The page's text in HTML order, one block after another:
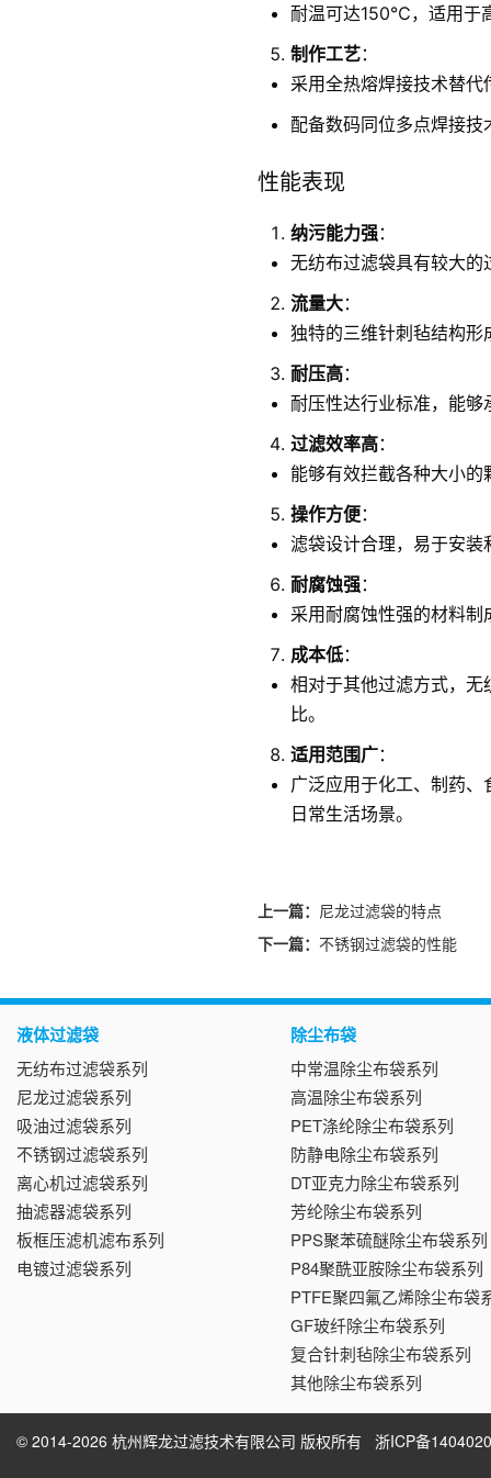
耐温可达150℃，适用于
制作工艺：
采用全热熔焊接技术替
配备数码同位多点焊接
性能表现
纳污能力强：
无纺布过滤袋具有较大
流量大：
独特的三维针刺毡结构
耐压高：
耐压性达行业标准，能
过滤效率高：
能够有效拦截各种大小
操作方便：
滤袋设计合理，易于安
耐腐蚀强：
采用耐腐蚀性强的材料
成本低：
相对于其他过滤方式，
比。
适用范围广：
广泛应用于化工、制药
日常生活场景。
上一篇： 尼龙过滤袋的特点
下一篇： 不锈钢过滤袋的性能
液体过滤袋
无纺布过滤袋系列
尼龙过滤袋系列
吸油过滤袋系列
不锈钢过滤袋系列
离心机过滤袋系列
抽滤器滤袋系列
板框压滤机滤布系列
电镀过滤袋系列
除尘布袋
中常温除尘布袋系列
高温除尘布袋系列
PET涤纶除尘布袋系列
防静电除尘布袋系列
DT亚克力除尘布袋系列
芳纶除尘布袋系列
PPS聚苯硫醚除尘布袋系列
P84聚酰亚胺除尘布袋系列
PTFE聚四氟乙烯除尘布袋
GF玻纤除尘布袋系列
复合针刺毡除尘布袋系列
其他除尘布袋系列
© 2014-2026 杭州辉龙过滤技术有限公司 版权所有 浙ICP备